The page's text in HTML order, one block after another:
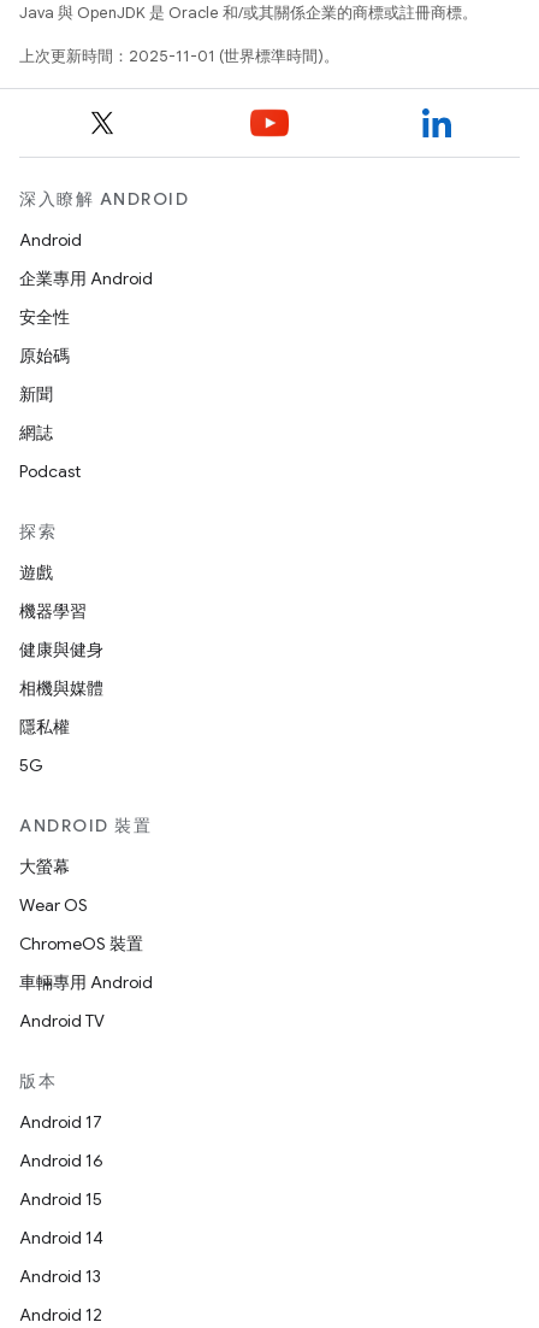
Java 與 OpenJDK 是 Oracle 和/或其關係企業的商標或註冊商標。
上次更新時間：2025-11-01 (世界標準時間)。
深入瞭解 ANDROID
Android
企業專用 Android
安全性
原始碼
新聞
網誌
Podcast
探索
遊戲
機器學習
健康與健身
相機與媒體
隱私權
5G
ANDROID 裝置
大螢幕
Wear OS
ChromeOS 裝置
車輛專用 Android
Android TV
版本
Android 17
Android 16
Android 15
Android 14
Android 13
Android 12